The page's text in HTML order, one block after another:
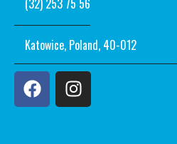
(32) 253 75 56
Katowice, Poland, 40-012